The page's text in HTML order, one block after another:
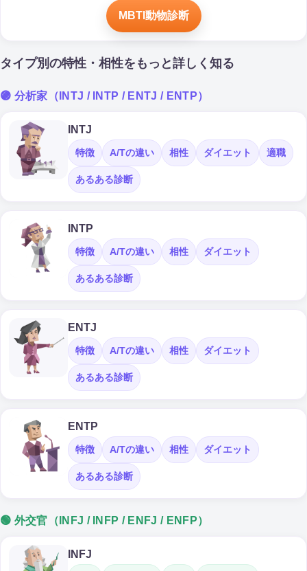
MBTI動物診断
タイプ別の特性・相性をもっと詳しく知る
🟣 分析家（INTJ / INTP / ENTJ / ENTP）
INTJ
特徴 A/Tの違い 相性 ダイエット 適職
あるある診断
INTP
特徴 A/Tの違い 相性 ダイエット
あるある診断
ENTJ
特徴 A/Tの違い 相性 ダイエット
あるある診断
ENTP
特徴 A/Tの違い 相性 ダイエット
あるある診断
🟢 外交官（INFJ / INFP / ENFJ / ENFP）
INFJ